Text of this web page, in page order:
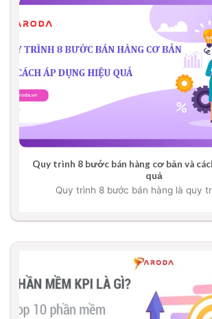
Quy trình 8 bước bán hàng cơ bản và
quả
Quy trình 8 bước bán hàng là quy